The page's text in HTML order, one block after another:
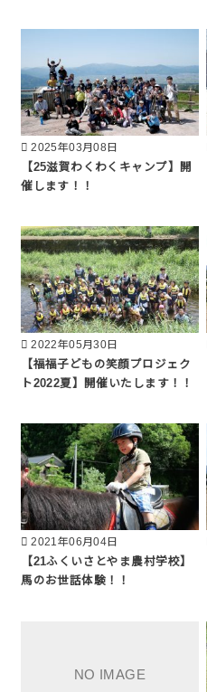
2025年03月08日
【25滋賀わくわくキャンプ】開
催します！！
2022年05月30日
【福福子どもの笑顔プロジェク
ト2022夏】開催いたします！！
2021年06月04日
【21ふくいさとやま農村学校】
馬のお世話体験！！